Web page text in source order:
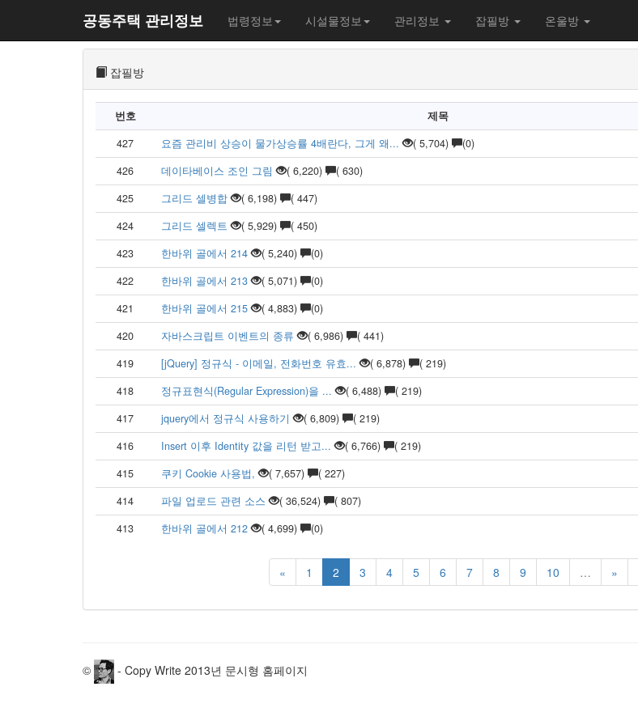
공동주택 관리정보 법령정보 시설물정보 관리정보 잡필방 온울방
잡필방
번호 제목
427
요즘 관리비 상승이 물가상승률 4배란다, 그게 왜... ( 5,704) (0)
426
데이타베이스 조인 그림 ( 6,220) ( 630)
425
그리드 셀병합 ( 6,198) ( 447)
424
그리드 셀렉트 ( 5,929) ( 450)
423
한바위 골에서 214 ( 5,240) (0)
422
한바위 골에서 213 ( 5,071) (0)
421
한바위 골에서 215 ( 4,883) (0)
420
자바스크립트 이벤트의 종류 ( 6,986) ( 441)
419
[jQuery] 정규식 - 이메일, 전화번호 유효... ( 6,878) ( 219)
418
정규표현식(Regular Expression)을 ... ( 6,488) ( 219)
417
jquery에서 정규식 사용하기 ( 6,809) ( 219)
416
Insert 이후 Identity 값을 리턴 받고... ( 6,766) ( 219)
415
쿠키 Cookie 사용법, ( 7,657) ( 227)
414
파일 업로드 관련 소스 ( 36,524) ( 807)
413
한바위 골에서 212 ( 4,699) (0)
« 1 2 3 4 5 6 7 8 9 10 … »
© - Copy Write 2013년 문시형 홈페이지